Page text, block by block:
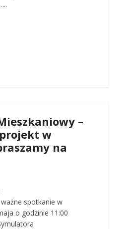
–
w
na
spotkanie w
o godzinie 11:00